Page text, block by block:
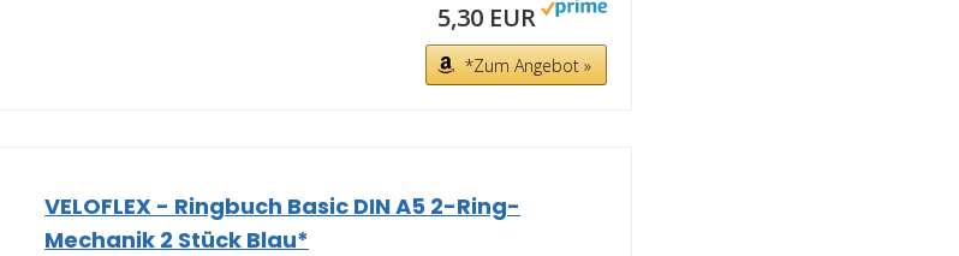
5,30 EUR
*Zum Angebot »
VELOFLEX - Ringbuch Basic DIN A5 2-Ring-
Mechanik 2 Stück Blau*